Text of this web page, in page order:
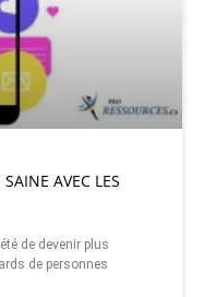
AVEC LES
de devenir plus
de personnes